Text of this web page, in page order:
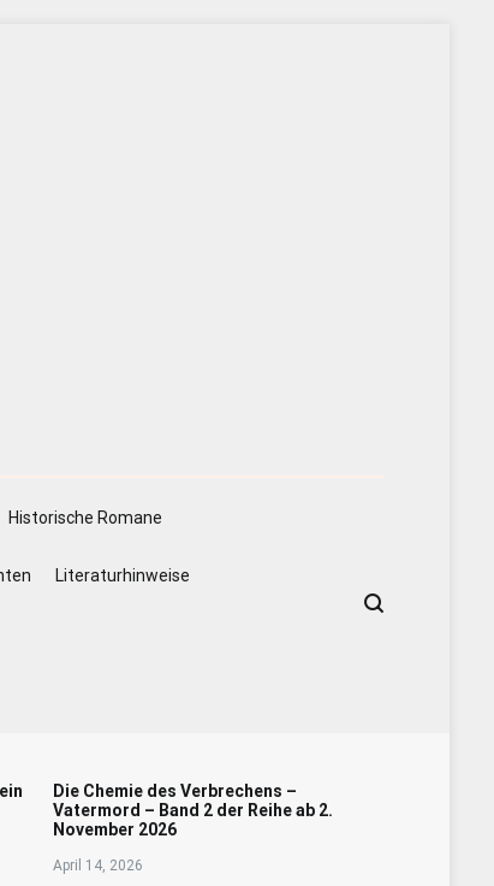
Historische Romane
Literaturhinweise
Die Chemie des Verbrechens –
Vatermord – Band 2 der Reihe ab 2.
November 2026
April 14, 2026